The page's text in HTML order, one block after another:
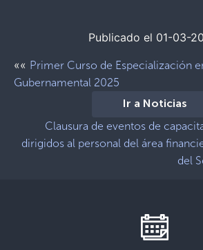
Publicado el 01-03-
«« Primer Curso de Especialización
Gubernamental 2025
Ir a Noticias
Clausura de eventos de
dirigidos al personal del área
del